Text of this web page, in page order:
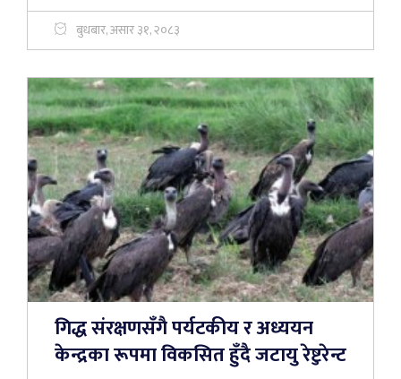
बुधबार, असार ३१, २०८३
गिद्ध संरक्षणसँगै पर्यटकीय र अध्ययन
केन्द्रका रूपमा विकसित हुँदै जटायु रेष्टुरेन्ट